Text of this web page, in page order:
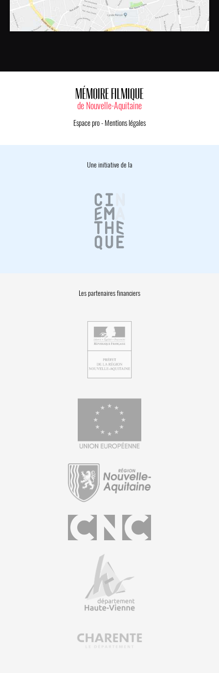
MÉMOIRE FILMIQUE
de Nouvelle-Aquitaine
Espace pro- Mentions légales
Une initiative de la
Les partenaires financiers